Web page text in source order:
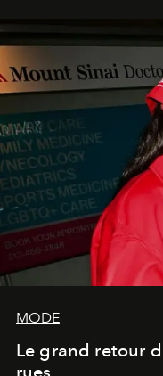
MODE
Le grand retour